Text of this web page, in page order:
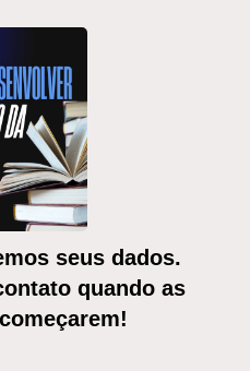
seus dados.
quando as